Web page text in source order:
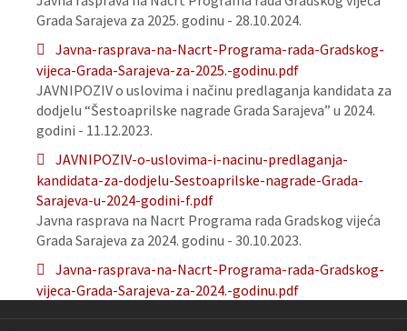
Grada Sarajeva za 2025. godinu - 28.10.2024.
Javna-rasprava-na-Nacrt-Programa-rada-Gradskog-
vijeca-Grada-Sarajeva-za-2025.-godinu.pdf
JAVNIPOZIV o uslovima i načinu predlaganja kandidata za
dodjelu “Šestoaprilske nagrade Grada Sarajeva” u 2024.
godini - 11.12.2023.
JAVNIPOZIV-o-uslovima-i-nacinu-predlaganja-
kandidata-za-dodjelu-Sestoaprilske-nagrade-Grada-
Sarajeva-u-2024-godini-f.pdf
Javna rasprava na Nacrt Programa rada Gradskog vijeća
Grada Sarajeva za 2024. godinu - 30.10.2023.
Javna-rasprava-na-Nacrt-Programa-rada-Gradskog-
vijeca-Grada-Sarajeva-za-2024.-godinu.pdf